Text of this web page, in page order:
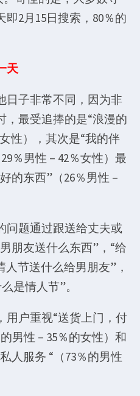
2月15日搜索，80％的
天
日子非常不同，因为非
，最受追捧的是“浪漫的
性），其次是“我的伴
％男性 – 42％女性）最
的东西”（26％男性 –
问题通过跟送给丈夫或
朋友送什么东西”，“给
节送什么给男朋友”，
是情人节”。
用户重视“送货上门，付
男性 – 35％的女性）和
人服务 “（73％的男性